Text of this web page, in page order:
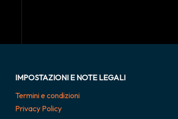
IMPOSTAZIONI E NOTE LEGALI
Termini e condizioni
Privacy Policy